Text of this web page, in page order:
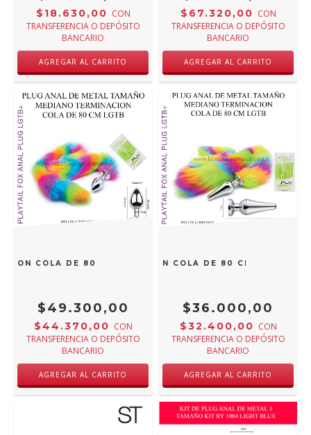
$18.630,00 CON
TRANSFERENCIA O DEPÓSITO
BANCARIO
$67.320,00 CON
TRANSFERENCIA O DEPÓSITO
BANCARIO
CON COLA DE 80 CM MULTICOLOR LGTB+ 29352022
$49.300,00
$44.370,00 CON
TRANSFERENCIA O DEPÓSITO
BANCARIO
PLUG ANAL METAL CHICO CON COLA DE 80 CM
$36.000,00
$32.400,00 CON
TRANSFERENCIA O DEPÓSITO
BANCARIO